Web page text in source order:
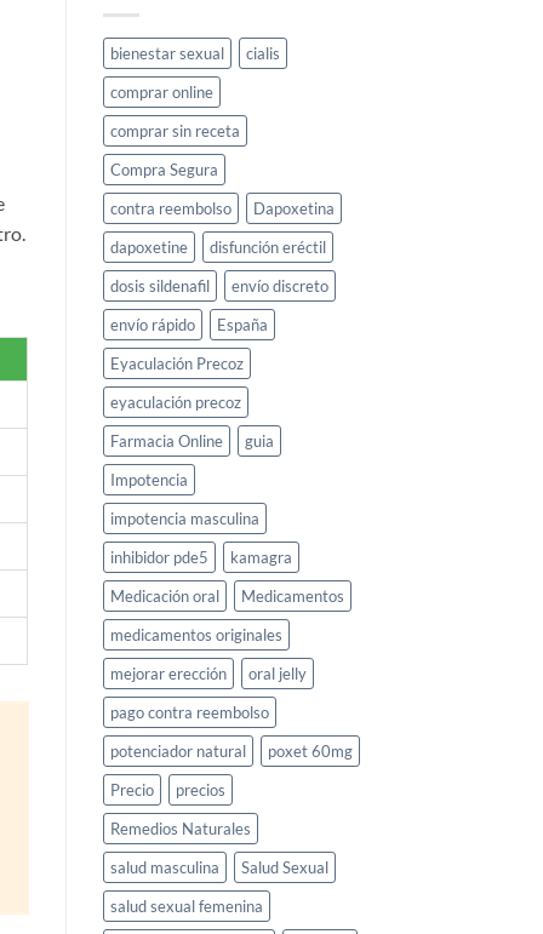
bienestar sexual
cialis
comprar online
comprar sin receta
Compra Segura
contra reembolso
Dapoxetina
dapoxetine
disfunción eréctil
dosis sildenafil
envío discreto
envío rápido
España
Eyaculación Precoz
eyaculación precoz
Farmacia Online
guia
Impotencia
impotencia masculina
inhibidor pde5
kamagra
Medicación oral
Medicamentos
medicamentos originales
mejorar erección
oral jelly
pago contra reembolso
potenciador natural
poxet 60mg
Precio
precios
Remedios Naturales
salud masculina
Salud Sexual
salud sexual femenina